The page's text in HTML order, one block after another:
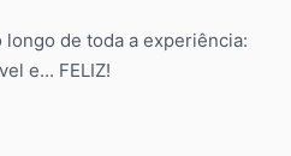
de toda a experiência:
e... FELIZ!